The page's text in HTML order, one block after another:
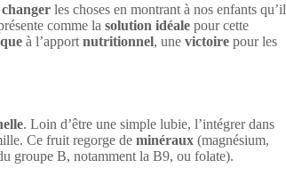
changer les choses en montrant à nos enfants qu’il
comme la solution idéale pour cette
à l’apport nutritionnel, une victoire pour les
. Loin d’être une simple lubie, l’intégrer dans
Ce fruit regorge de minéraux (magnésium,
groupe B, notamment la B9, ou folate).